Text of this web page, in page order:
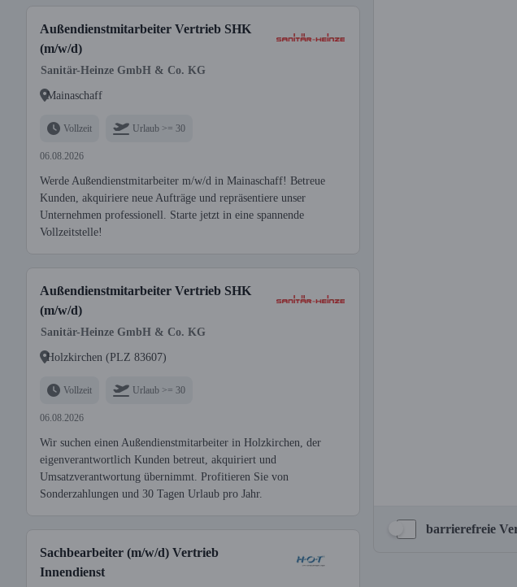
Außendienstmitarbeiter Vertrieb SHK
(m/w/d)
Sanitär-Heinze GmbH & Co. KG
Mainaschaff
Vollzeit Urlaub >= 30
06.08.2026
Werde Außendienstmitarbeiter m/w/d in Mainaschaff! Betreue
Kunden, akquiriere neue Aufträge und repräsentiere unser
Unternehmen professionell. Starte jetzt in eine spannende
Vollzeitstelle!
Außendienstmitarbeiter Vertrieb SHK
(m/w/d)
Sanitär-Heinze GmbH & Co. KG
Holzkirchen (PLZ 83607)
Vollzeit Urlaub >= 30
06.08.2026
Wir suchen einen Außendienstmitarbeiter in Holzkirchen, der
eigenverantwortlich Kunden betreut, akquiriert und
Umsatzverantwortung übernimmt. Profitieren Sie von
Sonderzahlungen und 30 Tagen Urlaub pro Jahr.
Sachbearbeiter (m/w/d) Vertrieb
Innendienst
barrierefreie